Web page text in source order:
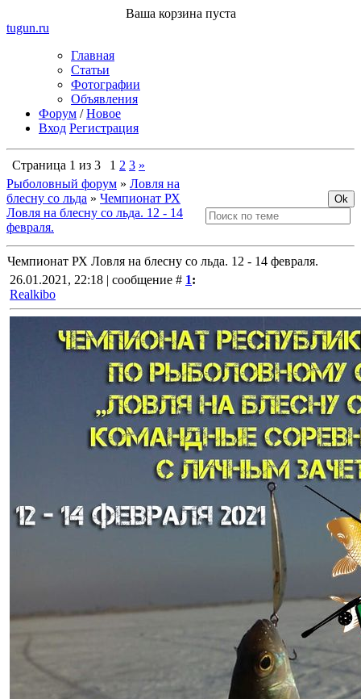
Ваша корзина пуста
tugun.ru
Главная
Статьи
Фотографии
Объявления
Форум /Новое
Вход Регистрация
Страница 1 из 3 1 2 3 »
Рыболовный форум » Ловля на
блесну со льда » Чемпионат РХ
Ловля на блесну со льда. 12 - 14
февраля.
Чемпионат РХ Ловля на блесну со льда. 12 - 14 февраля.
26.01.2021, 22:18 | сообщение # 1:
Realkibo